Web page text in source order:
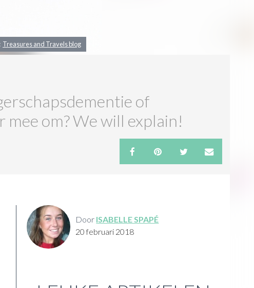
Treasures and Travels blog
of
om? We will explain!
Door ISABELLE SPAPÉ
20 februari 2018